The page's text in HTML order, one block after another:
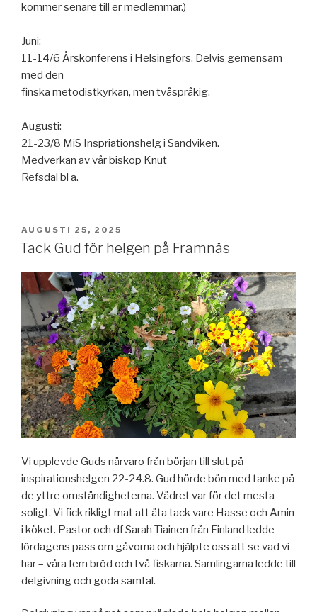
kommer senare till er medlemmar.)
Juni:
11-14/6 Årskonferens i Helsingfors. Delvis gemensam
med den
finska metodistkyrkan, men tvåspråkig.
Augusti:
21-23/8 MiS Inspriationshelg i Sandviken.
Medverkan av vår biskop Knut
Refsdal bl a.
PUBLICERAT
AUGUSTI 25, 2025
Tack Gud för helgen på Framnäs
Vi upplevde Guds närvaro från början till slut på
inspirationshelgen 22-24.8. Gud hörde bön med tanke på
de yttre omständigheterna. Vädret var för det mesta
soligt. Vi fick rikligt mat att äta tack vare Hasse och Amin
i köket. Pastor och df Sarah Tiainen från Finland ledde
lördagens pass om gåvorna och hjälpte oss att se vad vi
har – våra fem bröd och två fiskarna. Samlingarna ledde till
delgivning och goda samtal.